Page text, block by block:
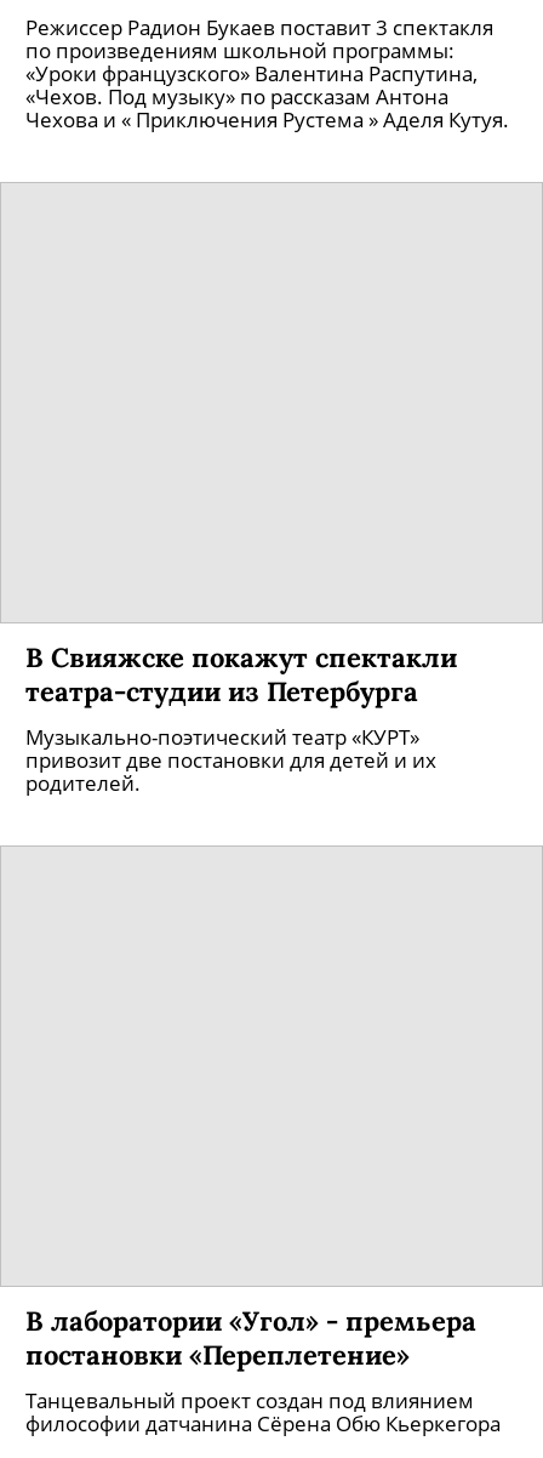
Режиссер Радион Букаев поставит 3 спектакля
по произведениям школьной программы:
«Уроки французского» Валентина Распутина,
«Чехов. Под музыку» по рассказам Антона
Чехова и « Приключения Рустема » Аделя Кутуя.
В Свияжске покажут спектакли
театра-студии из Петербурга
Музыкально-поэтический театр «КУРТ»
привозит две постановки для детей и их
родителей.
В лаборатории «Угол» - премьера
постановки «Переплетение»
Танцевальный проект создан под влиянием
философии датчанина Сёрена Обю Кьеркегора